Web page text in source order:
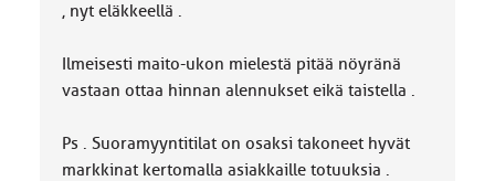
, nyt eläkkeellä .
Ilmeisesti maito-ukon mielestä pitää nöyränä
vastaan ottaa hinnan alennukset eikä taistella .
Ps . Suoramyyntitilat on osaksi takoneet hyvät
markkinat kertomalla asiakkaille totuuksia .